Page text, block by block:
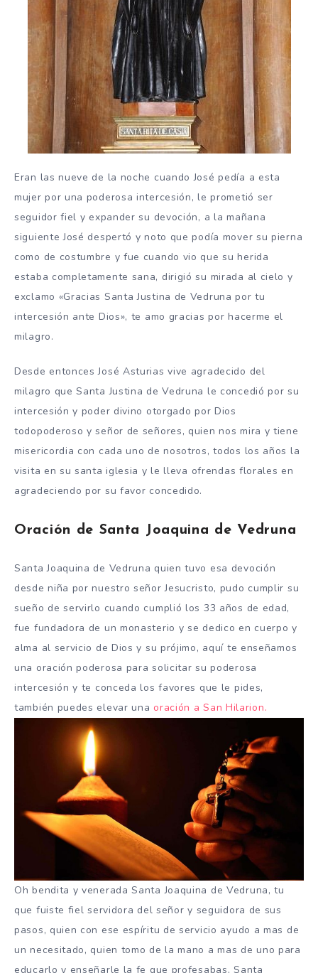
Eran las nueve de la noche cuando José pedía a esta
mujer por una poderosa intercesión, le prometió ser
seguidor fiel y expander su devoción, a la mañana
siguiente José despertó y noto que podía mover su pierna
como de costumbre y fue cuando vio que su herida
estaba completamente sana, dirigió su mirada al cielo y
exclamo «Gracias Santa Justina de Vedruna por tu
intercesión ante Dios», te amo gracias por hacerme el
milagro.
Desde entonces José Asturias vive agradecido del
milagro que Santa Justina de Vedruna le concedió por su
intercesión y poder divino otorgado por Dios
todopoderoso y señor de señores, quien nos mira y tiene
misericordia con cada uno de nosotros, todos los años la
visita en su santa iglesia y le lleva ofrendas florales en
agradeciendo por su favor concedido.
Oración de Santa Joaquina de Vedruna
Santa Joaquina de Vedruna quien tuvo esa devoción
desde niña por nuestro señor Jesucristo, pudo cumplir su
sueño de servirlo cuando cumplió los 33 años de edad,
fue fundadora de un monasterio y se dedico en cuerpo y
alma al servicio de Dios y su prójimo, aquí te enseñamos
una oración poderosa para solicitar su poderosa
intercesión y te conceda los favores que le pides,
también puedes elevar una oración a San Hilarion.
Oh bendita y venerada Santa Joaquina de Vedruna, tu
que fuiste fiel servidora del señor y seguidora de sus
pasos, quien con ese espíritu de servicio ayudo a mas de
un necesitado, quien tomo de la mano a mas de uno para
educarlo y enseñarle la fe que profesabas, Santa